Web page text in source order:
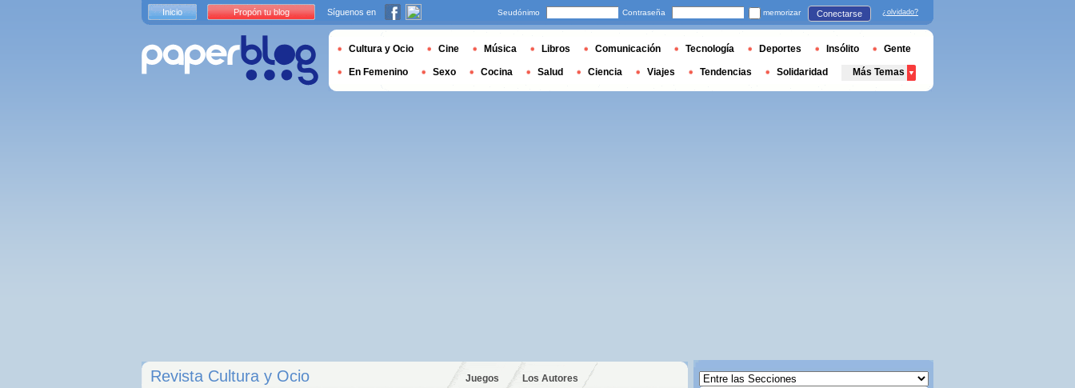
Revista Cultura y Ocio Juegos Los Autores
Inicio Propón tu blog Síguenos en Seudónimo Contraseña memorizar Conectarse ¿olvidado?
Cultura y Ocio Cine Música Libros Comunicación Tecnología Deportes Insólito Gente
En Femenino Sexo Cocina Salud Ciencia Viajes Tendencias Solidaridad Más Temas